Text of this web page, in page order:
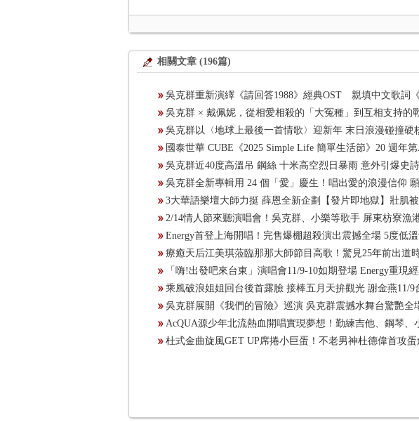
相關文章 (196篇)
吳克群重新演繹《請回答1988》經典OST 親填中文歌詞
吳克群 × 戴佩妮，從相愛相殺的「大冤種」到互相支持的
吳克群以〈地球上最後一首情歌〉迎新年 末日浪漫碰撞硬
國泰世華 CUBE《2025 Simple Life 簡單生活節》20 週年
吳克群近40度高溫吊 鋼絲 十米高空烈日暴雨 意外引爆史
吳克群全新專輯用 24 個「愛」慶生！唱出愛的浪漫信仰
3大華語樂壇大師力挺 薛恩全新企劃【發片即地獄】壯肌被
2/14情人節來聽演唱會！吳克群、小樂等歌手 屏東枋寮漁
Energy首登上海開唱！完售爆棚超殺演出震撼全場 5度低
療癒天后江美琪蒞臨那那大師節目高歌！驚見25年前出道
「嗨!出發吧來台東」演唱會11/9-10如期登場 Energy重現
乘風破浪姐姐回台後首露臉 接棒五月天拚觀光 謝金燕11/9
吳克群展開《我們的冒險》巡演 吳克群震撼水舞台驚艷全
AcQUA源少年北流熱血開唱實現夢想！勤練吉他、鋼琴、
杜式金曲旋風GET UP席捲小巨蛋！不老男神杜德偉首攻